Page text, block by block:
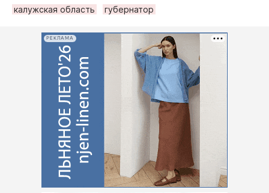
калужская область
губернатор
РЕКЛАМА